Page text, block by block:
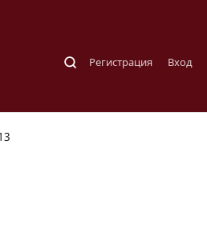
Регистрация Вход